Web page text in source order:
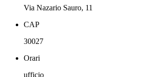
Via Nazario Sauro, 11
CAP
30027
Orari
ufficio